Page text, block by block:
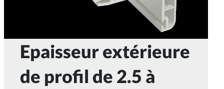
Epaisseur extérieure
de profil de 2.5 à